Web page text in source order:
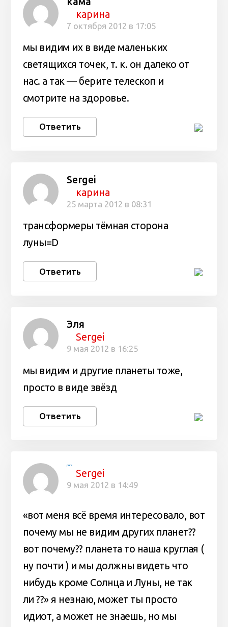
карина
7 октября 2012 в 17:05
мы видим их в виде маленьких
светящихся точек, т. к. он далеко от
нас. а так — берите телескоп и
смотрите на здоровье.
Ответить
Sergei
карина
25 марта 2012 в 08:31
трансформеры тёмная сторона
луны=D
Ответить
Эля
Sergei
9 мая 2012 в 16:25
мы видим и другие планеты тоже,
просто в виде звёзд
Ответить
pure
Sergei
9 мая 2012 в 14:49
«вот меня всё время интересовало, вот
почему мы не видим других планет??
вот почему?? планета то наша круглая (
ну почти ) и мы должны видеть что
нибудь кроме Солнца и Луны, не так
ли ??» я незнаю, может ты просто
идиот, а может не знаешь, но мы